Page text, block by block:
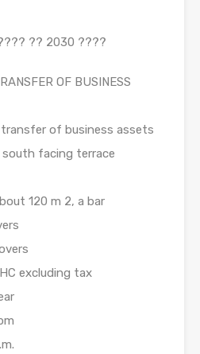
?? 2030 ????
OF BUSINESS
of business assets
south facing terrace
120 m 2, a bar
excluding tax